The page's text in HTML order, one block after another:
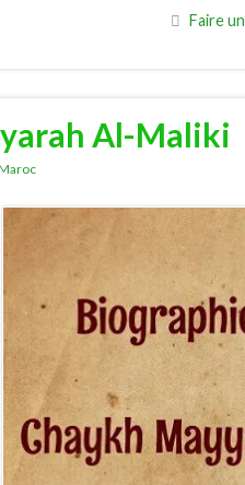
Faire
Al-Maliki